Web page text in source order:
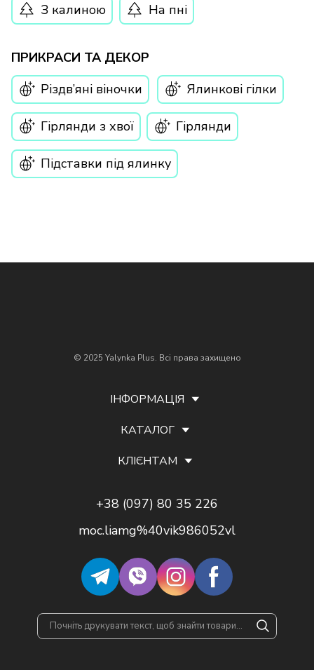
Гірлянди
З калиною
Підставки під ялинку
На пні
Гірлянди з хвої
Ялинкові гілки
Різдв’яні віночки
ПРИКРАСИ ТА ДЕКОР
© 2025 Yalynka Plus. Всі права захищено
ІНФОРМАЦІЯ
КАТАЛОГ
КЛІЄНТАМ
+38 (097) 80 35 226
moc.liamg%40vik986052vl